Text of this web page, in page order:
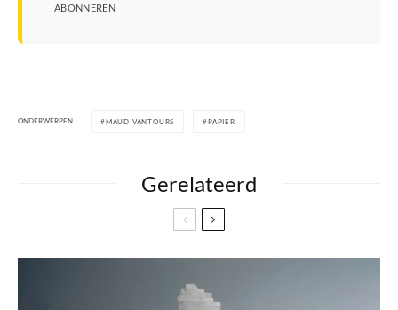
ABONNEREN
ONDERWERPEN MAUD VANTOURS PAPIER
Gerelateerd